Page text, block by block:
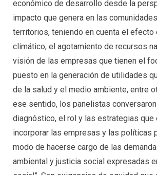
económico de desarrollo desde la
impacto que genera en las
territorios, teniendo en cuenta el efecto
climático, el agotamiento de recursos
visión de las empresas que tienen el
puesto en la generación de utilidades
de la salud y el medio ambiente, entre
ese sentido, los panelistas conversaron
diagnóstico, el rol y las estrategias que
incorporar las empresas y las políticas
modo de hacerse cargo de las
ambiental y justicia social expresadas